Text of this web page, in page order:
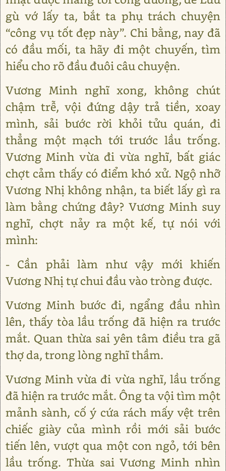
gù vớ lấy ta, bắt ta phụ trách chuyện
“công vụ tốt đẹp này”. Chi bằng, nay đã
có đầu mối, ta hãy đi một chuyến, tìm
hiểu cho rõ đầu đuôi câu chuyện.
Vương Minh nghĩ xong, không chút
chậm trễ, vội đứng dậy trả tiền, xoay
mình, sải bước rời khỏi tửu quán, đi
thẳng một mạch tới trước lầu trống.
Vương Minh vừa đi vừa nghĩ, bất giác
chợt cảm thấy có điểm khó xử. Ngộ nhỡ
Vương Nhị không nhận, ta biết lấy gì ra
làm bằng chứng đây? Vương Minh suy
nghĩ, chợt nảy ra một kế, tự nói với
mình:
- Cần phải làm như vậy mới khiến
Vương Nhị tự chui đầu vào tròng được.
Vương Minh bước đi, ngẩng đầu nhìn
lên, thấy tòa lầu trống đã hiện ra trước
mắt. Quan thừa sai yên tâm điều tra gã
thợ da, trong lòng nghĩ thầm.
Vương Minh vừa đi vừa nghĩ, lầu trống
đã hiện ra trước mắt. Ông ta vội tìm một
mảnh sành, cố ý cứa rách mấy vệt trên
chiếc giày của mình rồi mới sải bước
tiến lên, vượt qua một con ngỏ, tới bên
lầu trống. Thừa sai Vương Minh nhìn